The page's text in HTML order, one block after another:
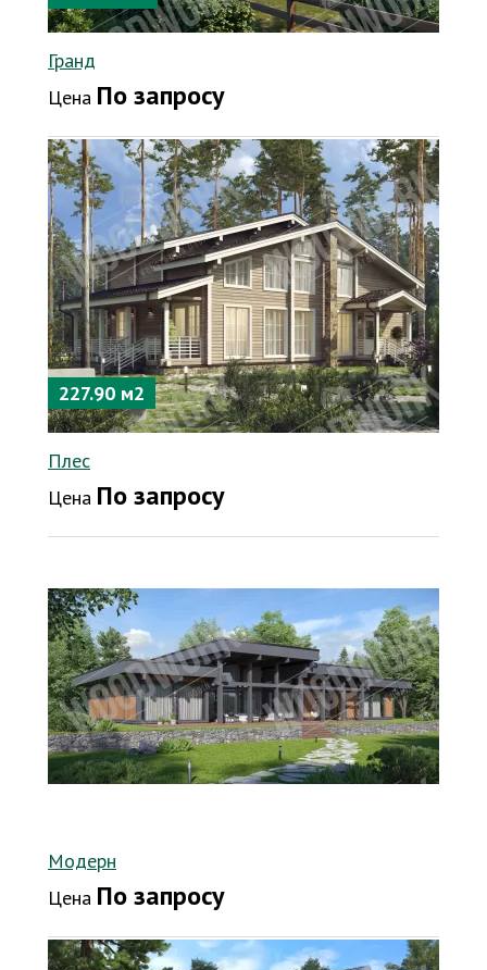
Гранд
Цена По запросу
227.90 м2
Плес
Цена По запросу
Модерн
Цена По запросу